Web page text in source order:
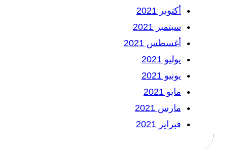
أكتوبر 2021
سبتمبر 2021
أغسطس 2021
يوليو 2021
يونيو 2021
مايو 2021
مارس 2021
فبراير 2021